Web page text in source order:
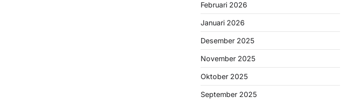
Februari 2026
Januari 2026
Desember 2025
November 2025
Oktober 2025
September 2025